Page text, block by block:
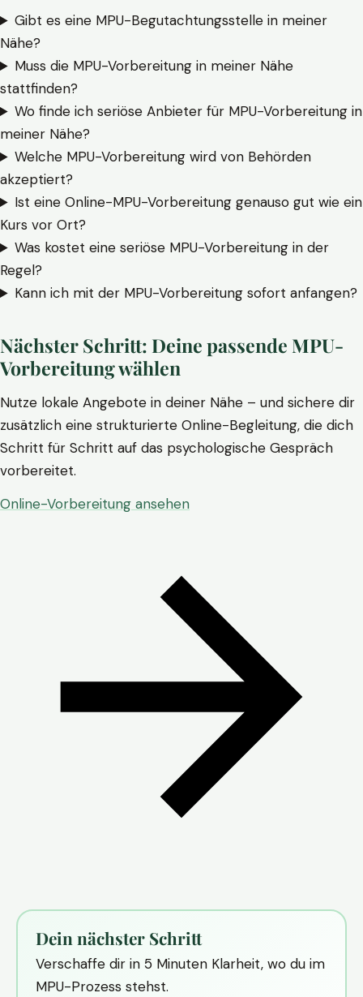
Gibt es eine MPU-Begutachtungsstelle in meiner
Nähe?
Muss die MPU-Vorbereitung in meiner Nähe
stattfinden?
Wo finde ich seriöse Anbieter für MPU-Vorbereitung in
meiner Nähe?
Welche MPU-Vorbereitung wird von Behörden
akzeptiert?
Ist eine Online-MPU-Vorbereitung genauso gut wie ein
Kurs vor Ort?
Was kostet eine seriöse MPU-Vorbereitung in der
Regel?
Kann ich mit der MPU-Vorbereitung sofort anfangen?
Nächster Schritt: Deine passende MPU-
Vorbereitung wählen
Nutze lokale Angebote in deiner Nähe – und sichere dir
zusätzlich eine strukturierte Online-Begleitung, die dich
Schritt für Schritt auf das psychologische Gespräch
vorbereitet.
Online-Vorbereitung ansehen
Dein nächster Schritt
Verschaffe dir in 5 Minuten Klarheit, wo du im
MPU-Prozess stehst.